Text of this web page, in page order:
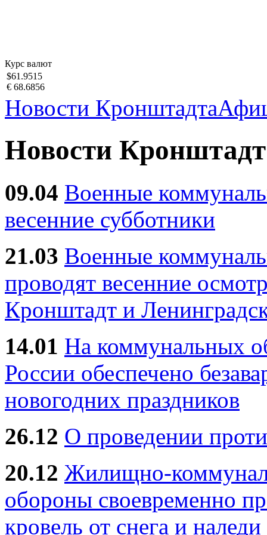
Курс валют
$61.9515
€ 68.6856
Новости Кронштадта
Новости
09.04 Военные
весенние субботники
21.03 Военные
проводят весенние
Кронштадт и
14.01 На коммунальных
России обеспечено
новогодних праздников
26.12 О проведении
20.12 Жилищно-
обороны своевременно
кровель от снега и наледи